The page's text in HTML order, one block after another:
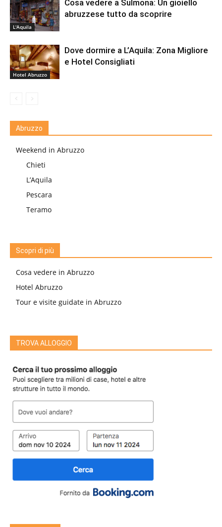
L'Aquila
Cosa vedere a Sulmona: Un gioiello
abruzzese tutto da scoprire
Hotel Abruzzo
Dove dormire a L’Aquila: Zona Migliore
e Hotel Consigliati
Abruzzo
Weekend in Abruzzo
Chieti
L’Aquila
Pescara
Teramo
Scopri di più
Cosa vedere in Abruzzo
Hotel Abruzzo
Tour e visite guidate in Abruzzo
TROVA ALLOGGIO